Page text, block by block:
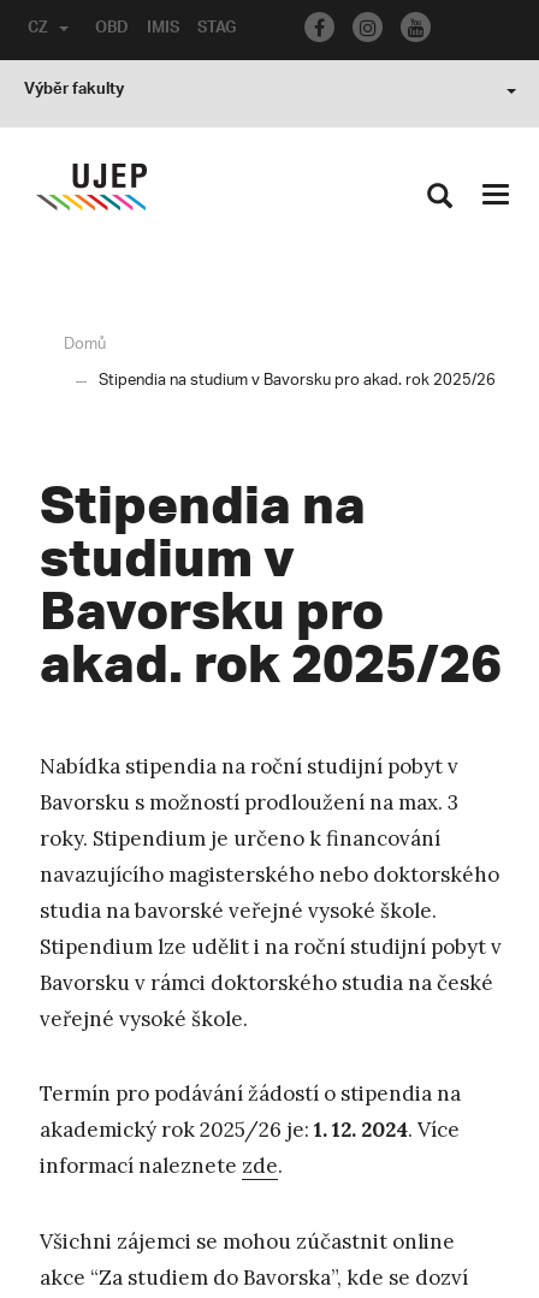
OBD IMIS STAG
CZ
Výběr fakulty
Domů
Stipendia na studium v Bavorsku pro akad. rok 2025/26
Stipendia na
studium v
Bavorsku pro
akad. rok 2025/26
Nabídka stipendia na roční studijní pobyt v
Bavorsku s možností prodloužení na max. 3
roky. Stipendium je určeno k financování
navazujícího magisterského nebo doktorského
studia na bavorské veřejné vysoké škole.
Stipendium lze udělit i na roční studijní pobyt v
Bavorsku v rámci doktorského studia na české
veřejné vysoké škole.
Termín pro podávání žádostí o stipendia na
akademický rok 2025/26 je: 1. 12. 2024. Více
informací naleznete zde.
Všichni zájemci se mohou zúčastnit online
akce “Za studiem do Bavorska”, kde se dozví